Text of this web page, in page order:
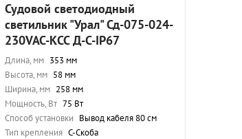
Судовой светодиодный
светильник "Урал" Сд-075-024-
230VAC-КСС Д-С-IP67
Длина, мм 353 мм
Высота, мм 58 мм
Ширина, мм 258 мм
Мощность, Вт 75 Вт
Способ установки Вывод кабеля 80 см
Тип крепления С-Скоба